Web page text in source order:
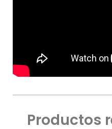
Productos